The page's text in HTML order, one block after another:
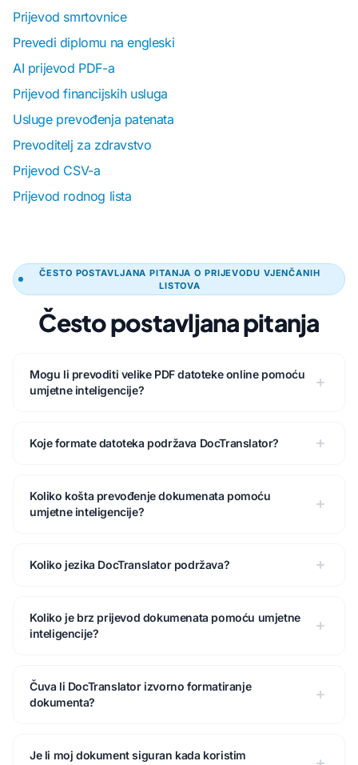
Prijevod smrtovnice
Prevedi diplomu na engleski
AI prijevod PDF-a
Prijevod financijskih usluga
Usluge prevođenja patenata
Prevoditelj za zdravstvo
Prijevod CSV-a
Prijevod rodnog lista
ČESTO POSTAVLJANA PITANJA O PRIJEVODU VJENČANIH
LISTOVA
Često postavljana pitanja
Mogu li prevoditi velike PDF datoteke online pomoću
umjetne inteligencije?
Koje formate datoteka podržava DocTranslator?
Koliko košta prevođenje dokumenata pomoću
umjetne inteligencije?
Koliko jezika DocTranslator podržava?
Koliko je brz prijevod dokumenata pomoću umjetne
inteligencije?
Čuva li DocTranslator izvorno formatiranje
dokumenta?
Je li moj dokument siguran kada koristim